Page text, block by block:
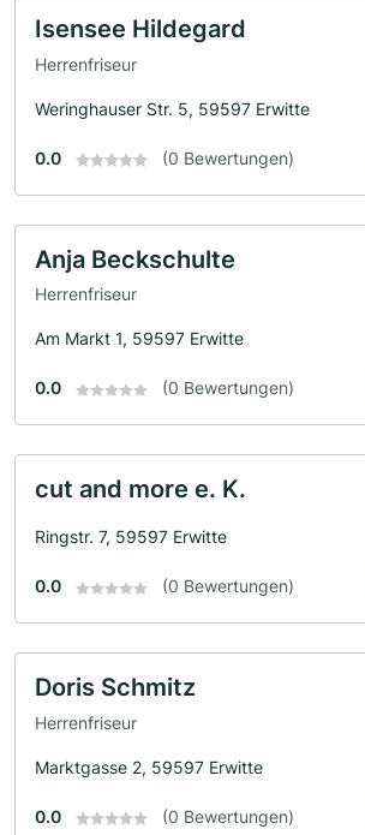
Isensee Hildegard
Herrenfriseur
Weringhauser Str. 5, 59597 Erwitte
0.0 (0 Bewertungen)
Anja Beckschulte
Herrenfriseur
Am Markt 1, 59597 Erwitte
0.0 (0 Bewertungen)
cut and more e. K.
Ringstr. 7, 59597 Erwitte
0.0 (0 Bewertungen)
Doris Schmitz
Herrenfriseur
Marktgasse 2, 59597 Erwitte
0.0 (0 Bewertungen)